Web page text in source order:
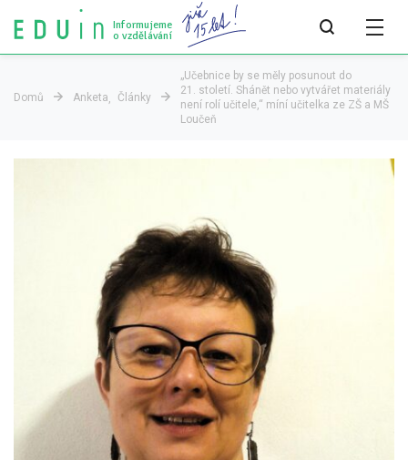
Informujeme
o vzdělávání
Audit vzdělávacího systému
Všechny analýzy
Tiskové zprávy
Pro média
Pro zřizovatele
Domů Anketa Články
„Učebnice by se měly posunout do
21. století. Shánět nebo vytvářet materiály
není rolí učitele,“ míní učitelka ze ZŠ a MŠ
Loučeň